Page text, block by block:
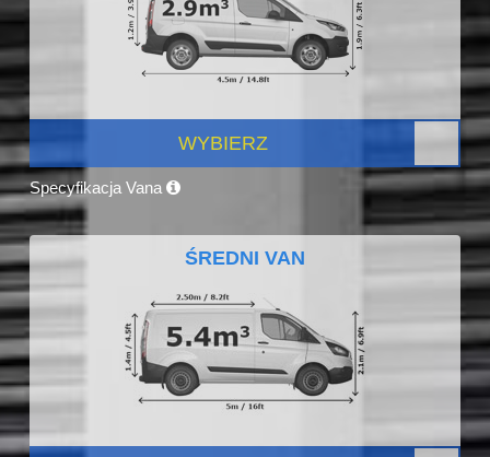
WYBIERZ
Specyfikacja Vana
ŚREDNI VAN